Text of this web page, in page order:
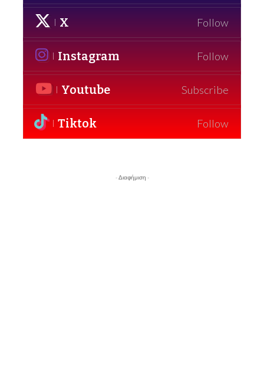
X Follow
Instagram Follow
Youtube Subscribe
Tiktok Follow
- Διαφήμιση -